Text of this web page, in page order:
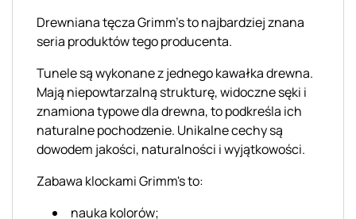
Drewniana tęcza Grimm's to najbardziej znana
seria produktów tego producenta.
Tunelesą wykonane z jednego kawałka drewna.
Mają niepowtarzalną strukturę, widoczne sęki i
znamiona typowe dla drewna, to podkreśla ich
naturalne pochodzenie. Unikalne cechy są
dowodem jakości, naturalności i wyjątkowości.
Zabawa klockamiGrimm'sto:
nauka kolorów;